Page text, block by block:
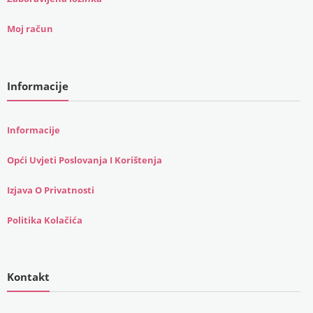
Moj račun
Informacije
Informacije
Opći Uvjeti Poslovanja I Korištenja
Izjava O Privatnosti
Politika Kolačića
Kontakt